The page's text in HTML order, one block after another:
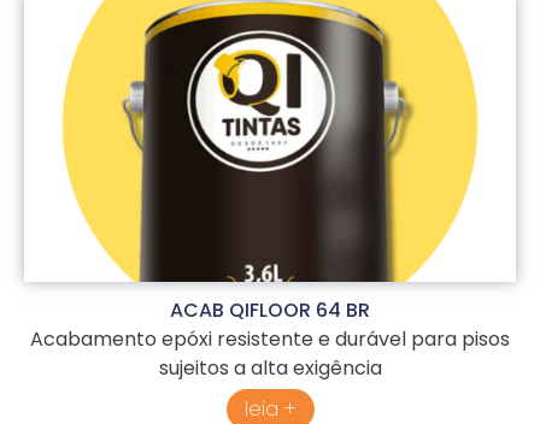
ACAB QIFLOOR 64 BR
Acabamento epóxi resistente e durável para pisos
sujeitos a alta exigência
leia +